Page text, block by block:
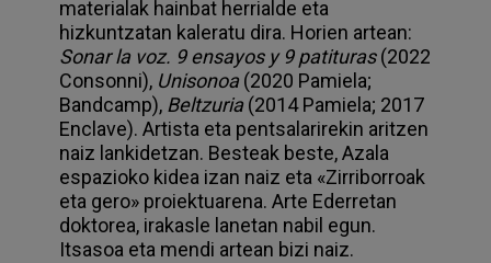
materialak hainbat herrialde eta
hizkuntzatan kaleratu dira. Horien artean:
Sonar la voz. 9 ensayos y 9 patituras(2022
Consonni), Unisonoa (2020 Pamiela;
Bandcamp), Beltzuria (2014 Pamiela; 2017
Enclave). Artista eta pentsalarirekin aritzen
naiz lankidetzan. Besteak beste, Azala
espazioko kidea izan naiz eta «Zirriborroak
eta gero» proiektuarena. Arte Ederretan
doktorea, irakasle lanetan nabil egun.
Itsasoa eta mendi artean bizi naiz.